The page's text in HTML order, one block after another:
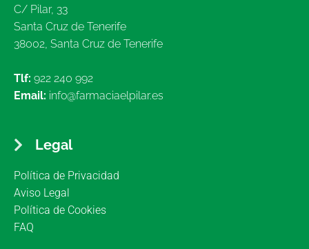
C/ Pilar, 33
Santa Cruz de Tenerife
38002, Santa Cruz de Tenerife
Tlf: 922 240 992
Email: info@farmaciaelpilar.es
Legal
Política de Privacidad
Aviso Legal
Política de Cookies
FAQ